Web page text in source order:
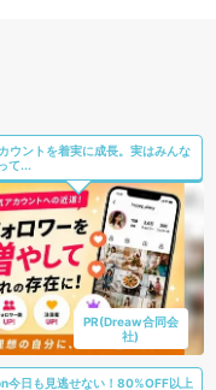
ウントを着実に成長。実はみんな
て...
PR(Dreaw合同会
社)
今日も見逃せない！80%OFF以上